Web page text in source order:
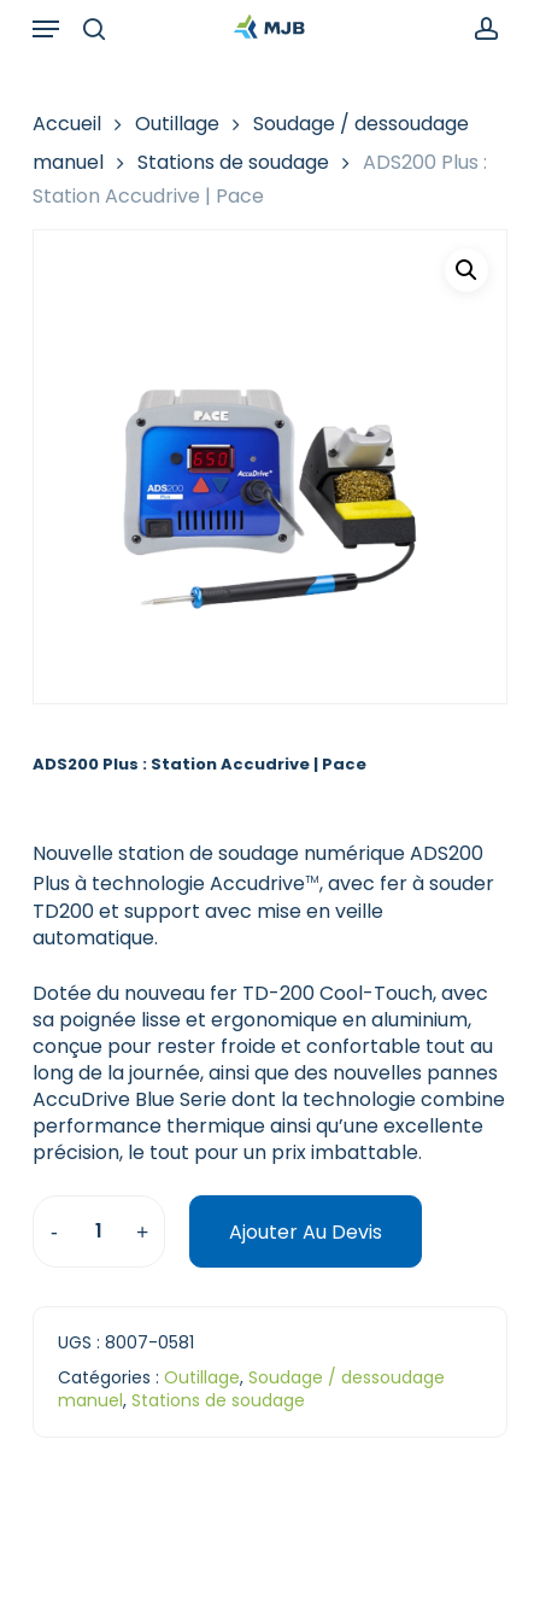
Recherche
Menu
Accueil Outillage
Soudage / dessoudage
manuel
Stations de soudage
ADS200 Plus :
Station Accudrive | Pace
ADS200 Plus : Station Accudrive | Pace
Nouvelle station de soudage numérique ADS200
Plus à technologie AccudriveTM, avec fer à souder
TD200 et support avec mise en veille
automatique.
Dotée du nouveau fer TD-200 Cool-Touch, avec
sa poignée lisse et ergonomique en aluminium,
conçue pour rester froide et confortable tout au
long de la journée, ainsi que des nouvelles pannes
AccuDrive Blue Serie dont la technologie combine
performance thermique ainsi qu’une excellente
précision, le tout pour un prix imbattable.
Ajouter Au Devis
UGS : 8007-0581
Catégories : Outillage, Soudage / dessoudage
manuel, Stations de soudage